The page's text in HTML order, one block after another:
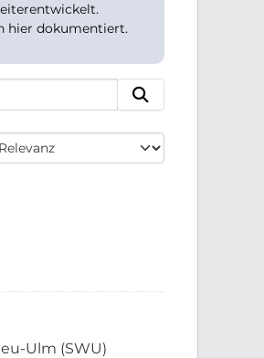
hier dokumentiert.
Ulm (SWU)